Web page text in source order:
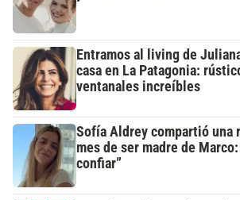
Entramos al living de
casa en La Patagonia:
ventanales increíbles
Sofía Aldrey compartió una
mes de ser madre de
confiar”